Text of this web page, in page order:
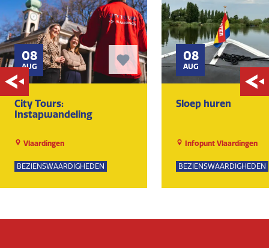
08
AUG
City Tours:
Instapwandeling
Vlaardingen
BEZIENSWAARDIGHEDEN
08
AUG
Sloep huren
Infopunt Vlaardingen
BEZIENSWAARDIGHEDEN